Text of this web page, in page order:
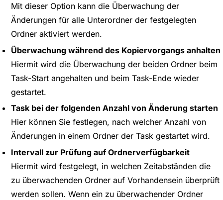
Mit dieser Option kann die Überwachung der
Änderungen für alle Unterordner der festgelegten
Ordner aktiviert werden.
Überwachung während des Kopiervorgangs anhalten
Hiermit wird die Überwachung der beiden Ordner beim
Task-Start angehalten und beim Task-Ende wieder
gestartet.
Task bei der folgenden Anzahl von Änderung starten
Hier können Sie festlegen, nach welcher Anzahl von
Änderungen in einem Ordner der Task gestartet wird.
Intervall zur Prüfung auf Ordnerverfügbarkeit
Hiermit wird festgelegt, in welchen Zeitabständen die
zu überwachenden Ordner auf Vorhandensein überprüft
werden sollen. Wenn ein zu überwachender Ordner